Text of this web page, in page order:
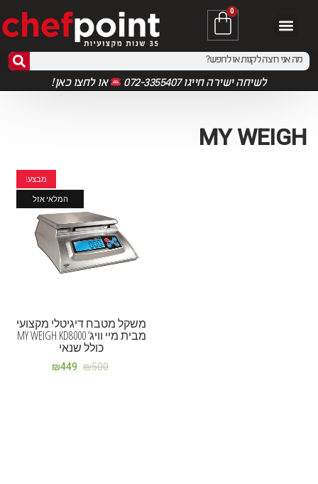
0
לשיחה ישירה חייגו 072-3355407 אולחצו כאן!
MY WEIGH
מבצע!
המלאי אזל
משקל מטבח דיגיטלי מקצועי
מבית מיי וויג’ MY WEIGH KD8000
כולל שנאי
₪500
₪449